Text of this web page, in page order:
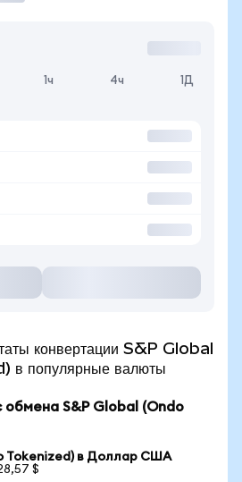
1ч 4ч 1Д
конвертации S&P Global
популярные валюты
S&P Global (Ondo
Tokenized) в Доллар США
$